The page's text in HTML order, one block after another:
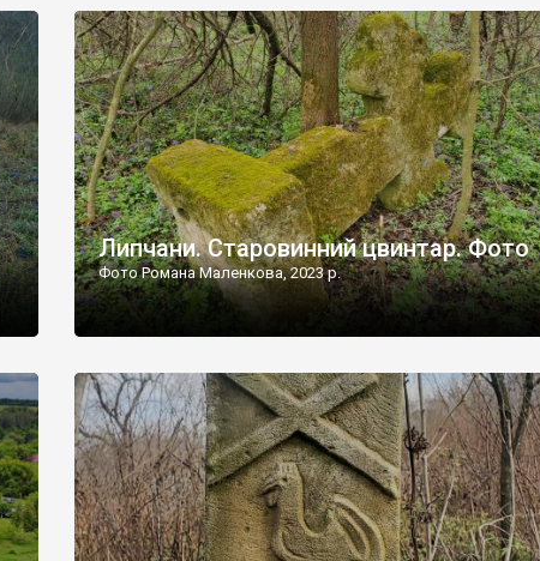
дороги їх не видно, але видно дві стареньких колії у траві –
[…]
Липчани. Старовинний цвинтар. Фото
Фото Романа Маленкова, 2023 р.